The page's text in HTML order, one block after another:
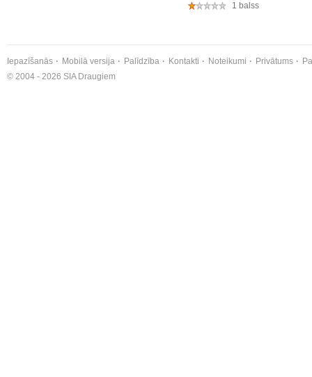
1 balss
Iepazīšanās Mobilā versija Palīdzība Kontakti Noteikumi Privātums
© 2004 - 2026 SIA Draugiem